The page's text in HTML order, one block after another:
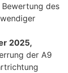
des
2025,
der A9